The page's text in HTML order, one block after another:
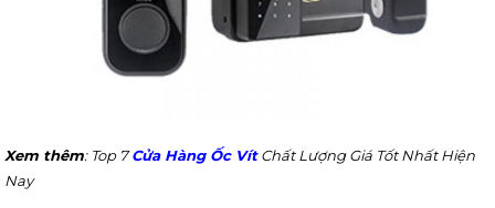
Xem thêm: Top 7Cửa Hàng Ốc VítChất Lượng Giá Tốt Nhất Hiện
Nay